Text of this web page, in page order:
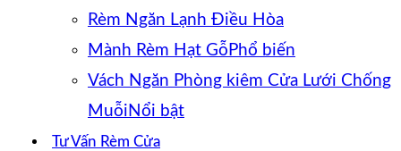
Rèm Ngăn Lạnh Điều Hòa
Mành Rèm Hạt Gỗ
Vách Ngăn Phòng kiêm Cửa Lưới Chống
Muỗi
Tư Vấn Rèm Cửa